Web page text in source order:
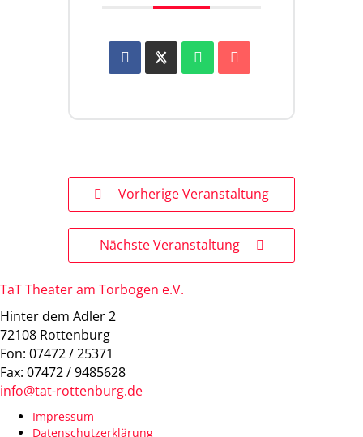
Vorherige Veranstaltung
Nächste Veranstaltung
TaT Theater am Torbogen e.V.
Hinter dem Adler 2
72108 Rottenburg
Fon: 07472 / 25371
Fax: 07472 / 9485628
info@tat-rottenburg.de
Impressum
Datenschutzerklärung